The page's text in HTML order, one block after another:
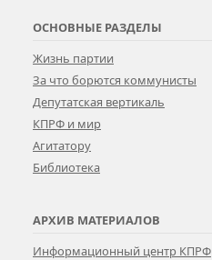
ОСНОВНЫЕ РАЗДЕЛЫ
Жизнь партии
За что борются коммунисты
Депутатская вертикаль
КПРФ и мир
Агитатору
Библиотека
АРХИВ МАТЕРИАЛОВ
Информационный центр КПРФ